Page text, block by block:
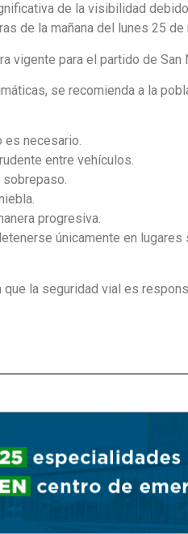
de la visibilidad
de la mañana del lunes 25 de
vigente para el partido de San
se recomienda a la
es necesario.
entre vehículos.
sobrepaso.
progresiva.
únicamente en
que la seguridad vial es